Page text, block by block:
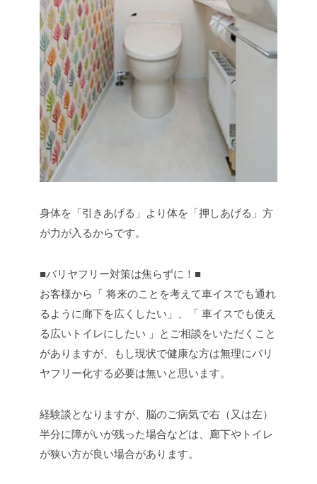
身体を「引きあげる」より体を「押しあげる」方
が力が入るからです。
■バリヤフリー対策は焦らずに！■
お客様から「 将来のことを考えて車イスでも通れ
るように廊下を広くしたい」、「 車イスでも使え
る広いトイレにしたい 」とご相談をいただくこと
がありますが、もし現状で健康な方は無理にバリ
ヤフリー化する必要は無いと思います。
経験談となりますが、脳のご病気で右（又は左）
半分に障がいが残った場合などは、廊下やトイレ
が狭い方が良い場合があります。